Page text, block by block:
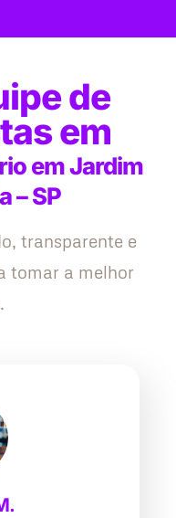
de
em
em Jardim
– SP
transparente e
tomar a melhor